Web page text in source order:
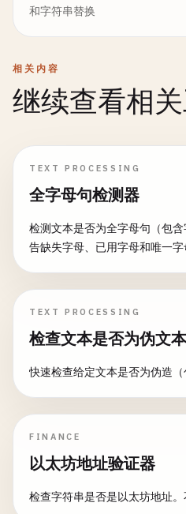
和字符串替换
相关内容
继续查看相
TEXT PROCESSING
全字母句检测器
检测文本是否为全字母句（包
告缺失字母、已用字母和唯一字
TEXT PROCESSING
检查文本是否为伪文本
快速检查给定文本是否为伪造（
FINANCE
以太坊地址验证器
检查字符串是否是以太坊地址。